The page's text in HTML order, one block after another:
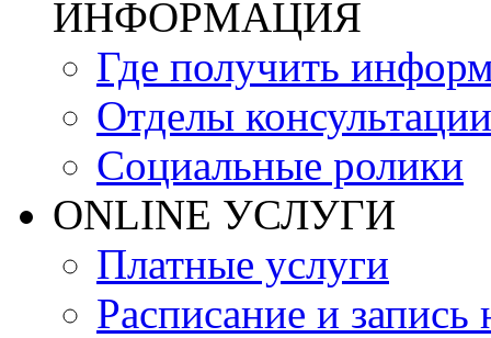
ИНФОРМАЦИЯ
Где получить
Отделы консультации
Социальные ролики
ONLINE УСЛУГИ
Платные услуги
Расписание и запись